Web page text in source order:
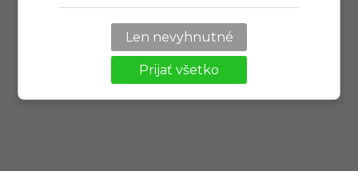
používanie služieb a nastavení len pre vás, ako jazyk,
komunikácia textová s obchodníkom, technikom.
Len nevyhnutné
Prijať všetko